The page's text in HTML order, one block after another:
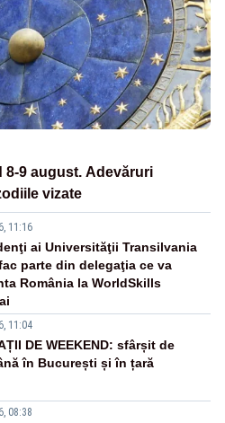
8-9 august. Adevăruri
vizate
11:16
ai Universităţii Transilvania
parte din delegaţia ce va
România la WorldSkills
11:04
DE WEEKEND: sfârșit de
în București și în țară
08:38